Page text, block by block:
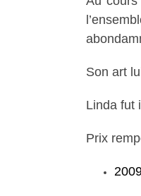
Son art
Linda fut
Prix